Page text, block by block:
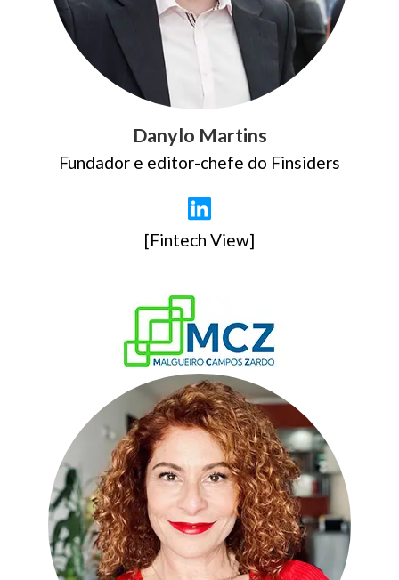
Danylo Martins
Fundador e editor-chefe do Finsiders
[Fintech View]